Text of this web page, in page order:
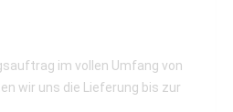
im vollen Umfang von
wir uns die Lieferung bis zur